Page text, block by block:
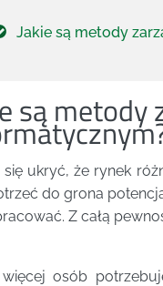
Jakie są metody
są
się ukryć, że rynek
do grona
Z całą
osób